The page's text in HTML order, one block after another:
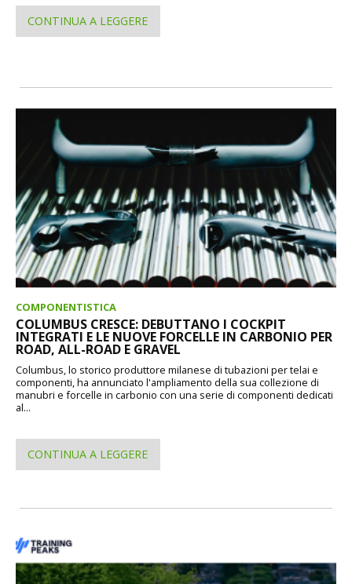
CONTINUA A LEGGERE
COMPONENTISTICA
COLUMBUS CRESCE: DEBUTTANO I COCKPIT
INTEGRATI E LE NUOVE FORCELLE IN CARBONIO PER
ROAD, ALL-ROAD E GRAVEL
Columbus, lo storico produttore milanese di tubazioni per telai e
componenti, ha annunciato l'ampliamento della sua collezione di
manubri e forcelle in carbonio con una serie di componenti dedicati
al...
CONTINUA A LEGGERE